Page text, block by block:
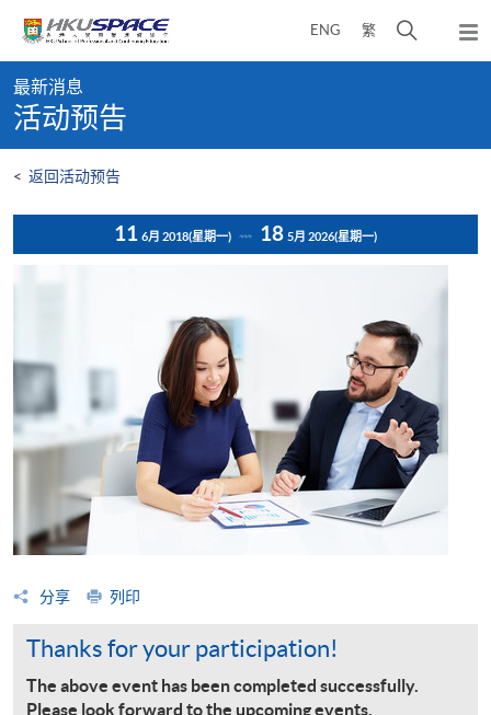
content
ENG 繁
开
弹
出
content
start
最新消息
活动预告
< 返回活动预告
11 6月 2018(星期一) 18 5月 2026(星期一)
分享 列印
Thanks for your participation!
The above event has been completed successfully.
Please look forward to the upcoming events.